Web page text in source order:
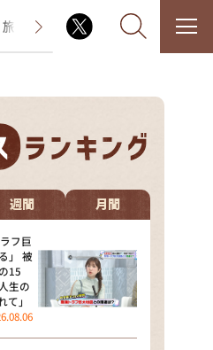
村の過ぎるTV
んですけど・・・
トークバラエティ！
のいたって真剣です
トスクープ
ラジオ番組 その他
週間 月間
フ巨
」 被
15
生の
て」